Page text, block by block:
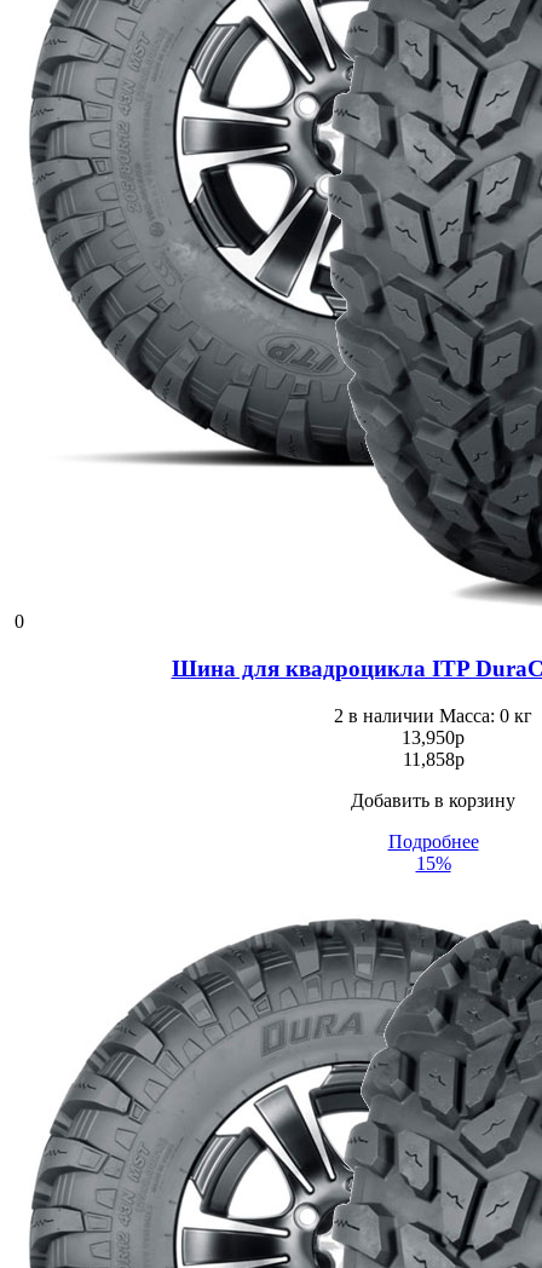
0
Шина для квадроцикла ITP
2 в наличии Масса: 0 кг
13,950p
11,858p
Добавить в корзину
Подробнее
15%